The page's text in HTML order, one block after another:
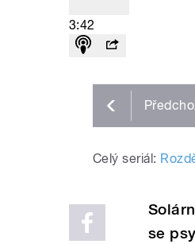
3:42
Celý seriál:
Solárn
se